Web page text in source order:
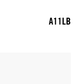
A11LB